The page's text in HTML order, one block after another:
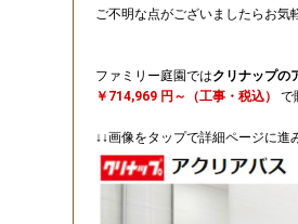
ご不明な点がございましたらお気
ファミリー庭園ではクリナップの
￥714,969 円～（工事・税込）
で
↓↓画像をタップで詳細ページに進